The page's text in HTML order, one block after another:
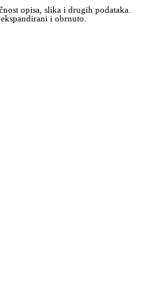
opisa, slika i drugih podataka.
i obrnuto.